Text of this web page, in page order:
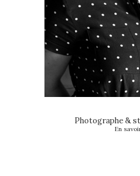
Photographe &
En